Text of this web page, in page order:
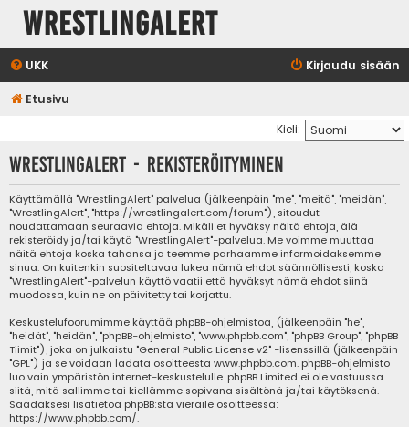
WrestlingAlert
UKK Kirjaudu sisään
Etusivu
Kieli:
WrestlingAlert - Rekisteröityminen
Käyttämällä "WrestlingAlert" palvelua (jälkeenpäin "me", "meitä", "meidän",
"WrestlingAlert", "https://wrestlingalert.com/forum"), sitoudut
noudattamaan seuraavia ehtoja. Mikäli et hyväksy näitä ehtoja, älä
rekisteröidy ja/tai käytä "WrestlingAlert"-palvelua. Me voimme muuttaa
näitä ehtoja koska tahansa ja teemme parhaamme informoidaksemme
sinua. On kuitenkin suositeltavaa lukea nämä ehdot säännöllisesti, koska
"WrestlingAlert"-palvelun käyttö vaatii että hyväksyt nämä ehdot siinä
muodossa, kuin ne on päivitetty tai korjattu.
Keskustelufoorumimme käyttää phpBB-ohjelmistoa, (jälkeenpäin "he",
"heidät", "heidän", "phpBB-ohjelmisto", "www.phpbb.com", "phpBB Group", "phpBB
Tiimit"), joka on julkaistu "General Public License v2" -lisenssillä (jälkeenpäin
"GPL") ja se voidaan ladata osoitteesta www.phpbb.com. phpBB-ohjelmisto
luo vain ympäristön internet-keskustelulle. phpBB Limited ei ole vastuussa
siitä, mitä sallimme tai kiellämme sopivana sisältönä ja/tai käytöksenä.
Saadaksesi lisätietoa phpBB:stä vieraile osoitteessa:
https://www.phpbb.com/.